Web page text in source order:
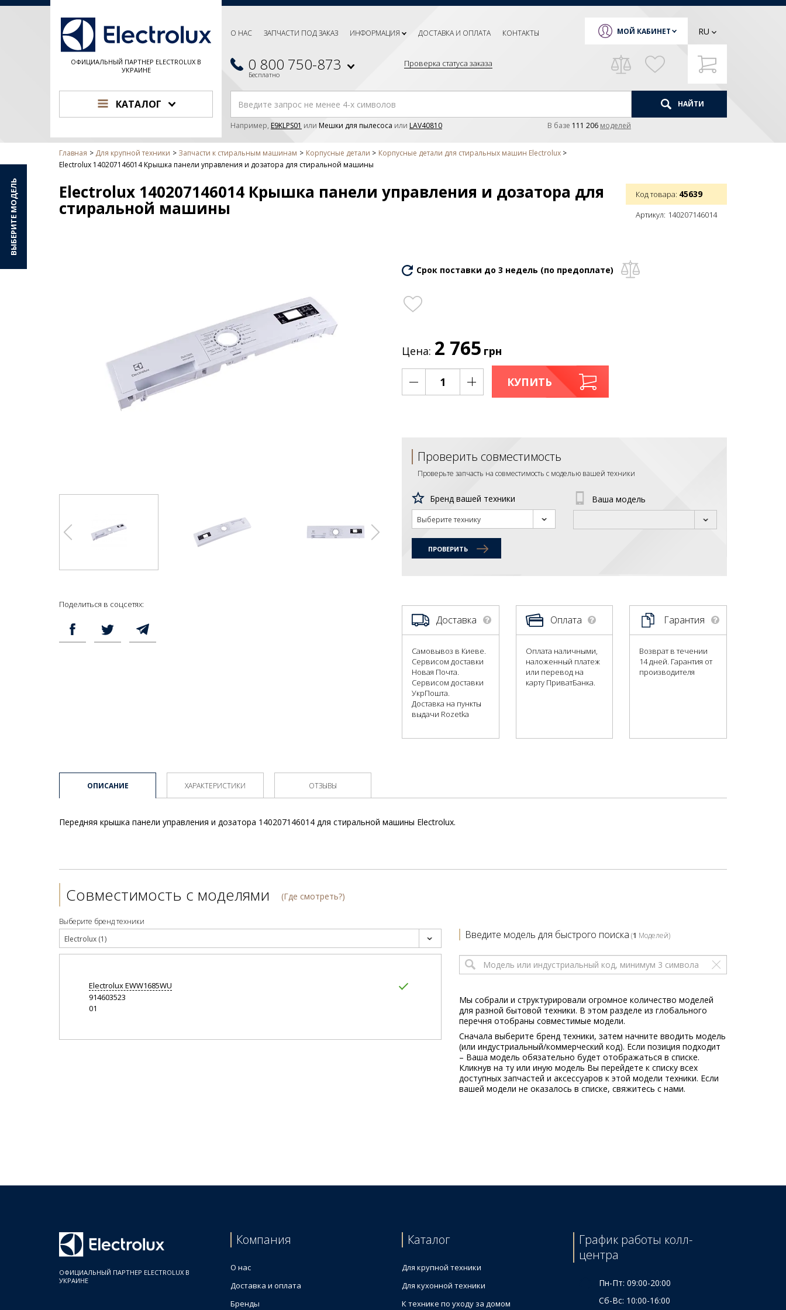
ОФИЦИАЛЬНЫЙ ПАРТНЕР ELECTROLUX В
УКРАИНЕ
О НАС ЗАПЧАСТИ ПОД ЗАКАЗ ИНФОРМАЦИЯ ДОСТАВКА И ОПЛАТА КОНТАКТЫ
0 800 750-873
Бесплатно
Проверка статуса заказа
МОЙ КАБИНЕТ RU
КАТАЛОГ НАЙТИ
Например, E9KLPS01 или Мешки для пылесоса или LAV40810 В базе 111 206 моделей
Главная Для крупной техники Запчасти к стиральным машинам Корпусные детали
Корпусные детали для стиральных машин Electrolux
Electrolux 140207146014 Крышка панели управления и дозатора для стиральной машины
Electrolux 140207146014 Крышка панели управления и дозатора для
стиральной машины
Код товара: 45639
Артикул: 140207146014
Поделиться в соцсетях:
Срок поставки до 3 недель (по предоплате)
Цена: 2 765 грн
КУПИТЬ
Проверить совместимость
Проверьте запчасть на совместимость с моделью вашей техники
Бренд вашей техники
Выберите технику
Ваша модель
ПРОВЕРИТЬ
Доставка
Самовывоз в Киеве.
Сервисом доставки
Новая Почта.
Сервисом доставки
УкрПошта.
Доставка на пункты
выдачи Rozetka
Оплата
Оплата наличными,
наложенный платеж
или перевод на
карту ПриватБанка.
Гарантия
Возврат в течении
14 дней. Гарантия от
производителя
ОПИСАНИЕ
Передняя крышка панели управления и дозатора 140207146014 для стиральной машины Electrolux.
ХАРАКТЕРИСТИКИ ОТЗЫВЫ
Совместимость с моделями (Где смотреть?)
Выберите бренд техники
Electrolux (1)
ElectroluxEWW1685WU
914603523
01
Введите модель для быстрого поиска (1 Моделей)
Мы собрали и структурировали огромное количество моделей
для разной бытовой техники. В этом разделе из глобального
перечня отобраны совместимые модели.
Сначала выберите бренд техники, затем начните вводить модель
(или индустриальный/коммерческий код). Если позиция подходит
– Ваша модель обязательно будет отображаться в списке.
Кликнув на ту или иную модель Вы перейдете к списку всех
доступных запчастей и аксессуаров к этой модели техники. Если
вашей модели не оказалось в списке, свяжитесь с нами.
ОФИЦИАЛЬНЫЙ ПАРТНЕР ELECTROLUX В
УКРАИНЕ
Компания
О нас
Доставка и оплата
Бренды
Каталог
Для крупной техники
Для кухонной техники
К технике по уходу за домом
График работы колл-
центра
Пн-Пт: 09:00-20:00
Сб-Вс: 10:00-16:00
ВЫБЕРИТЕ МОДЕЛЬ